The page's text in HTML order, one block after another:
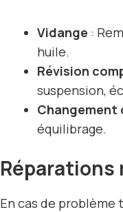
Vidange :
huile.
Révision
suspension,
Changement
équilibrage.
Réparations
En cas de problème